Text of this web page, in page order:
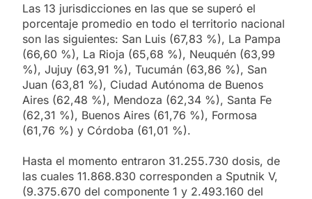
Las 13 jurisdicciones en las que se superó el
porcentaje promedio en todo el territorio nacional
son las siguientes: San Luis (67,83 %), La Pampa
(66,60 %), La Rioja (65,68 %), Neuquén (63,99
%), Jujuy (63,91 %), Tucumán (63,86 %), San
Juan (63,81 %), Ciudad Autónoma de Buenos
Aires (62,48 %), Mendoza (62,34 %), Santa Fe
(62,31 %), Buenos Aires (61,76 %), Formosa
(61,76 %) y Córdoba (61,01 %).
Hasta el momento entraron 31.255.730 dosis, de
las cuales 11.868.830 corresponden a Sputnik V,
(9.375.670 del componente 1 y 2.493.160 del